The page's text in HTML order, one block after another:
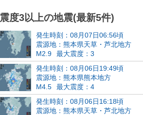
震度3以上の地震(最新5件)
発生時刻：08月07日06:56頃
震源地：熊本県天草・芦北地方
M2.9
最大震度：3
発生時刻：08月06日19:49頃
震源地：熊本県熊本地方
M4.5
最大震度：4
発生時刻：08月06日16:18頃
震源地：熊本県天草・芦北地方